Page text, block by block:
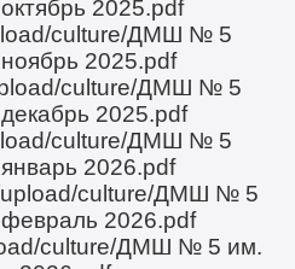
2025.pdf
culture/ДМШ № 5
2025.pdf
culture/ДМШ № 5
2025.pdf
culture/ДМШ № 5
2026.pdf
culture/ДМШ № 5
2026.pdf
culture/ДМШ № 5 им.